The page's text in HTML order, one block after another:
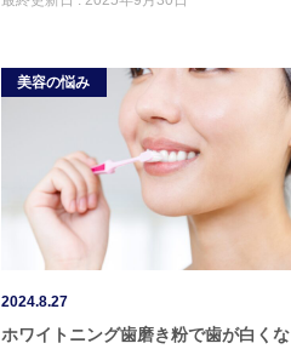
か。今回は、清潔感がある女性の特徴を挙
美容の悩み
2024.8.27
ホワイトニング歯磨き粉で歯が白くな